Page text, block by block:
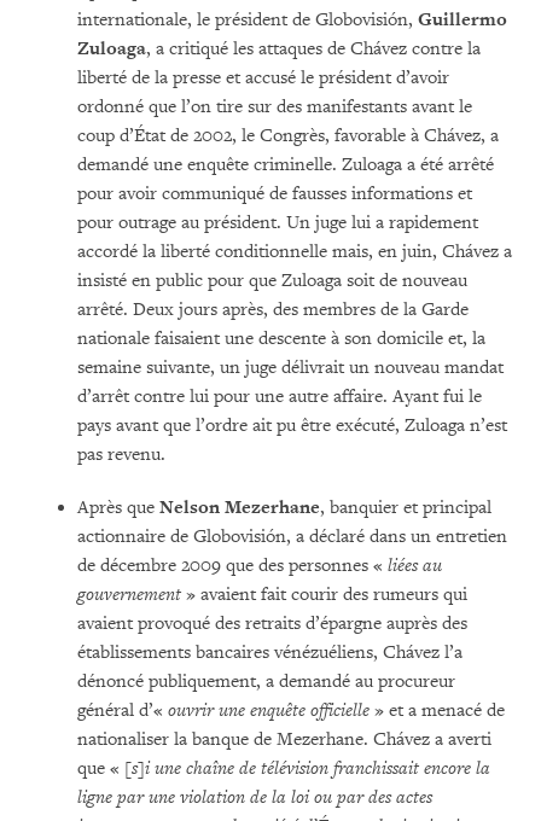
internationale, le président de Globovisión, Guillermo
Zuloaga, a critiqué les attaques de Chávez contre la
liberté de la presse et accusé le président d’avoir
ordonné que l’on tire sur des manifestants avant le
coup d’État de 2002, le Congrès, favorable à Chávez, a
demandé une enquête criminelle. Zuloaga a été arrêté
pour avoir communiqué de fausses informations et
pour outrage au président. Un juge lui a rapidement
accordé la liberté conditionnelle mais, en juin, Chávez a
insisté en public pour que Zuloaga soit de nouveau
arrêté. Deux jours après, des membres de la Garde
nationale faisaient une descente à son domicile et, la
semaine suivante, un juge délivrait un nouveau mandat
d’arrêt contre lui pour une autre affaire. Ayant fui le
pays avant que l’ordre ait pu être exécuté, Zuloaga n’est
pas revenu.
Après que Nelson Mezerhane, banquier et principal
actionnaire de Globovisión, a déclaré dans un entretien
de décembre 2009 que des personnes « liées au
gouvernement » avaient fait courir des rumeurs qui
avaient provoqué des retraits d’épargne auprès des
établissements bancaires vénézuéliens, Chávez l’a
dénoncé publiquement, a demandé au procureur
général d’« ouvrir une enquête officielle » et a menacé de
nationaliser la banque de Mezerhane. Chávez a averti
que « [s]i une chaîne de télévision franchissait encore la
ligne par une violation de la loi ou par des actes